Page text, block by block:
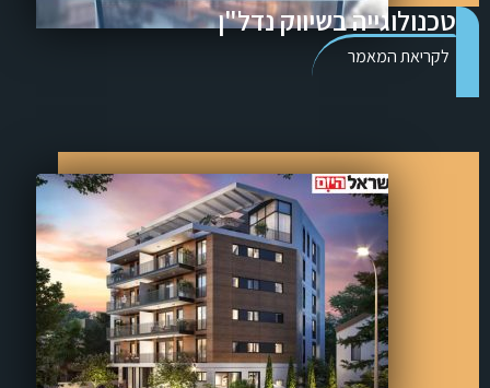
טכנולוגייה בשיווק נדל"ן
לקריאת המאמר